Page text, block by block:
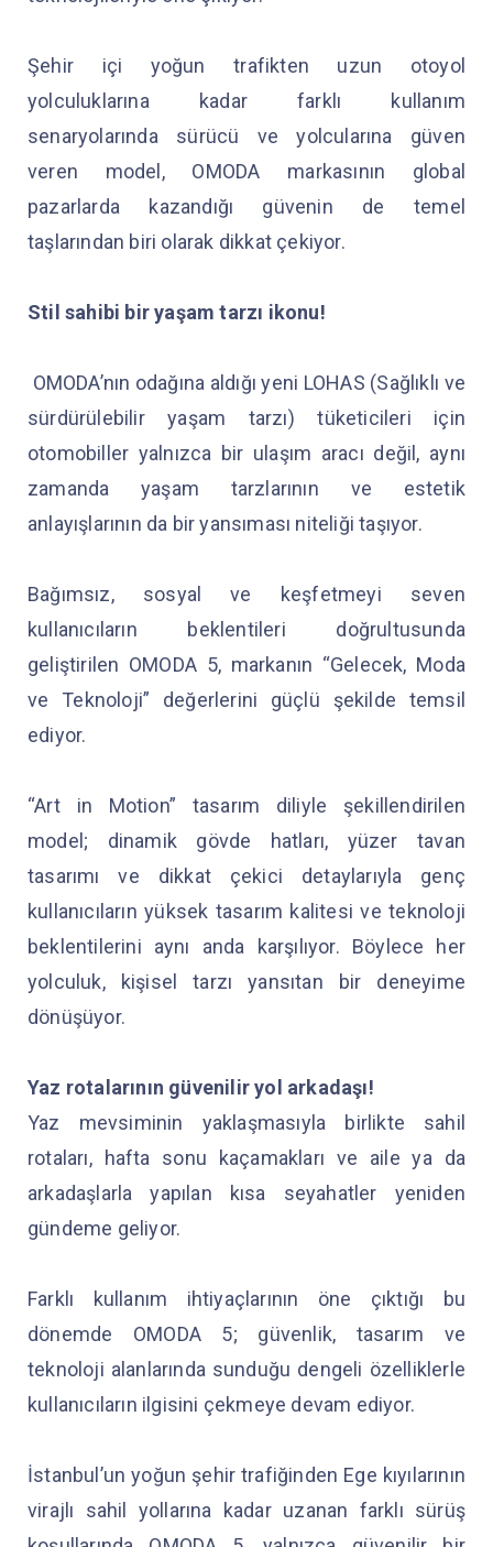
Şehir içi yoğun trafikten uzun otoyol
yolculuklarına kadar farklı kullanım
senaryolarında sürücü ve yolcularına güven
veren model, OMODA markasının global
pazarlarda kazandığı güvenin de temel
taşlarından biri olarak dikkat çekiyor.
Stil sahibi bir yaşam tarzı ikonu!
OMODA’nın odağına aldığı yeni LOHAS (Sağlıklı ve
sürdürülebilir yaşam tarzı) tüketicileri için
otomobiller yalnızca bir ulaşım aracı değil, aynı
zamanda yaşam tarzlarının ve estetik
anlayışlarının da bir yansıması niteliği taşıyor.
Bağımsız, sosyal ve keşfetmeyi seven
kullanıcıların beklentileri doğrultusunda
geliştirilen OMODA 5, markanın “Gelecek, Moda
ve Teknoloji” değerlerini güçlü şekilde temsil
ediyor.
“Art in Motion” tasarım diliyle şekillendirilen
model; dinamik gövde hatları, yüzer tavan
tasarımı ve dikkat çekici detaylarıyla genç
kullanıcıların yüksek tasarım kalitesi ve teknoloji
beklentilerini aynı anda karşılıyor. Böylece her
yolculuk, kişisel tarzı yansıtan bir deneyime
dönüşüyor.
Yaz rotalarının güvenilir yol arkadaşı!
Yaz mevsiminin yaklaşmasıyla birlikte sahil
rotaları, hafta sonu kaçamakları ve aile ya da
arkadaşlarla yapılan kısa seyahatler yeniden
gündeme geliyor.
Farklı kullanım ihtiyaçlarının öne çıktığı bu
dönemde OMODA 5; güvenlik, tasarım ve
teknoloji alanlarında sunduğu dengeli özelliklerle
kullanıcıların ilgisini çekmeye devam ediyor.
İstanbul’un yoğun şehir trafiğinden Ege kıyılarının
virajlı sahil yollarına kadar uzanan farklı sürüş